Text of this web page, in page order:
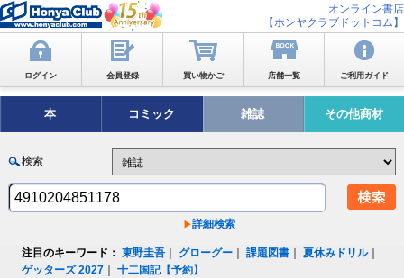
オンライン書店
【ホンヤクラブドットコム】
ログイン 会員登録 買い物かご 店舗一覧 ご利用ガイド
本 コミック 雑誌 その他商材
検索
詳細検索
注目のキーワード： 東野圭吾 グローグー ｜課題図書 ｜夏休みドリル｜
ゲッターズ 2027 ｜十二国記【予約】